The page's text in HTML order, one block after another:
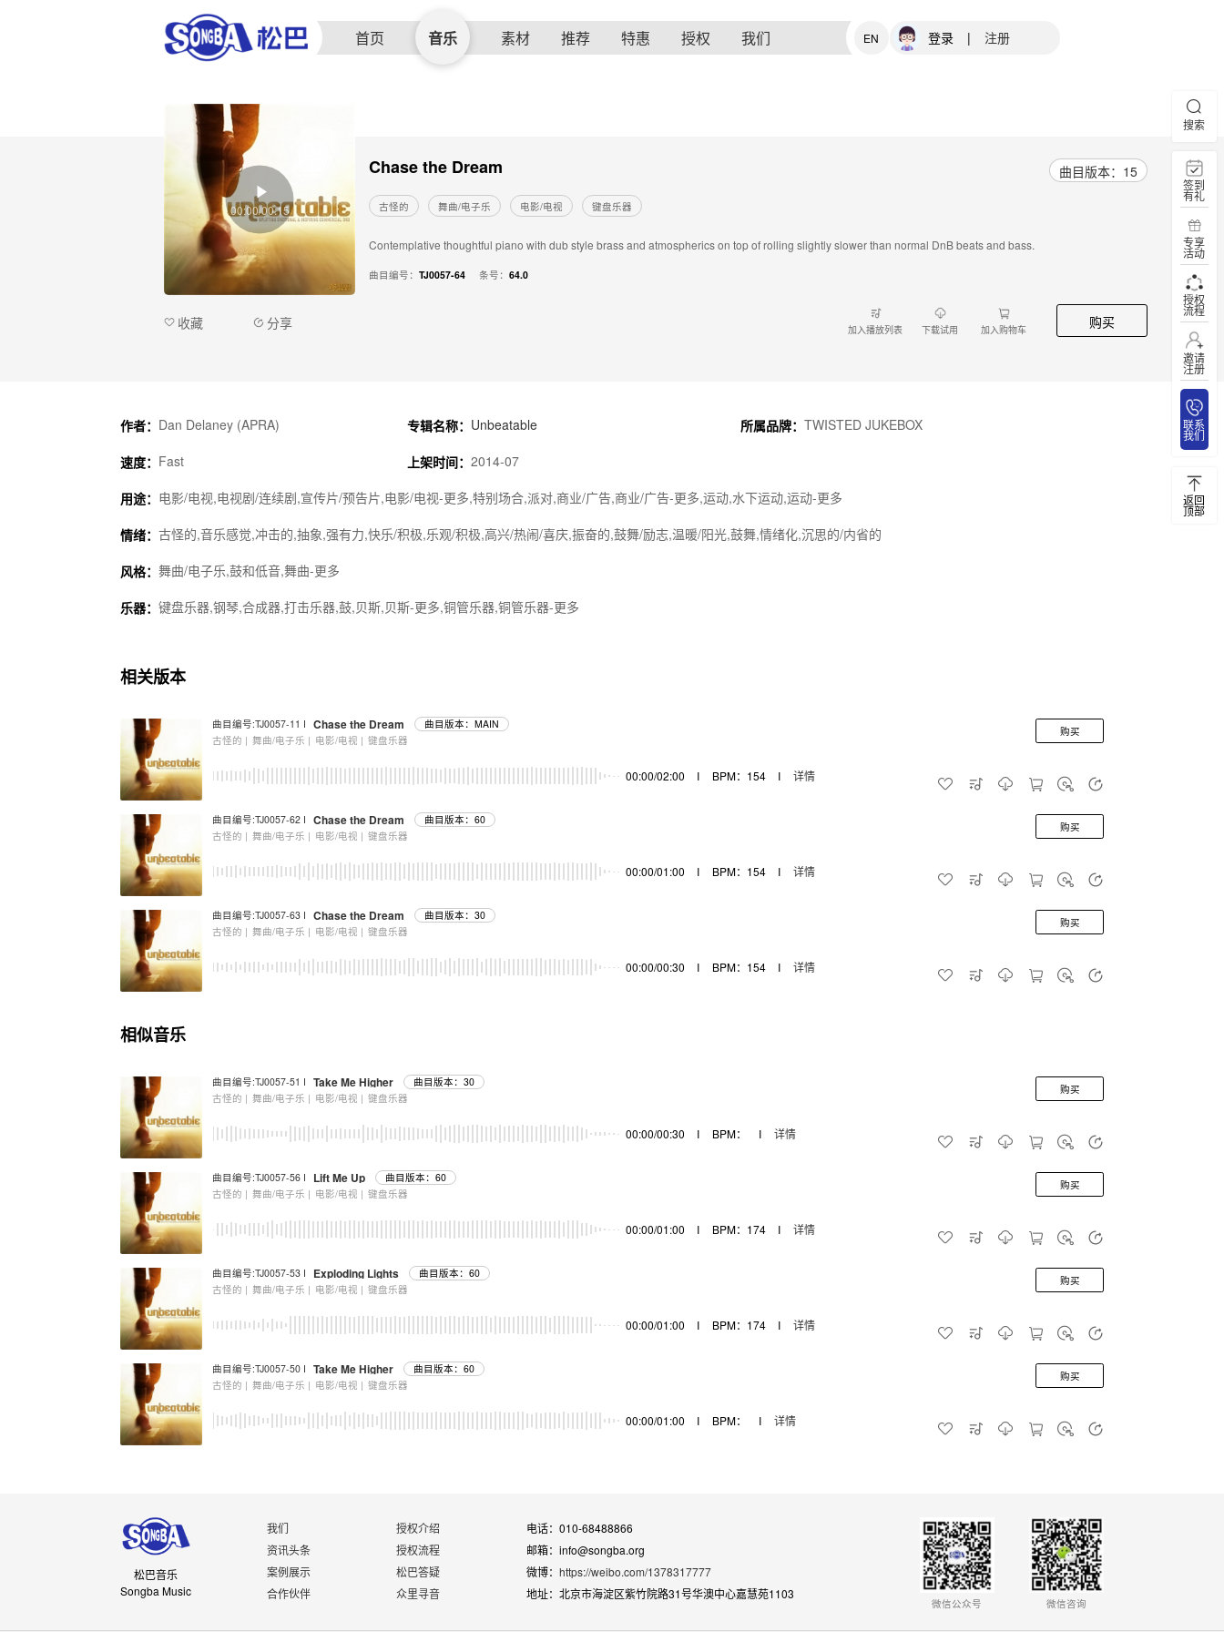
首页 音乐 素材 推荐 特惠 授权 我们 EN 登录 | 注册
Chase the Dream 曲目版本：15
古怪的 舞曲/电子乐 电影/电视 键盘乐器
Contemplative thoughtful piano with dub style brass and atmospherics on top of rolling slightly slower than normal DnB beats and bass.
曲目编号： TJ0057-64 条号： 64.0
加入播放列表 下载试用 加入购物车 购买
00:00/00:15
收藏 分享
作者： Dan Delaney (APRA) 专辑名称： Unbeatable 所属品牌： TWISTED JUKEBOX
速度： Fast 上架时间： 2014-07
用途： 电影/电视,电视剧/连续剧,宣传片/预告片,电影/电视-更多,特别场合,派对,商业/广告,商业/广告-更多,运动,水下运动,运动-更多
情绪： 古怪的,音乐感觉,冲击的,抽象,强有力,快乐/积极,乐观/积极,高兴/热闹/喜庆,振奋的,鼓舞/励志,温暖/阳光,鼓舞,情绪化,沉思的/内省的
风格： 舞曲/电子乐,鼓和低音,舞曲-更多
乐器： 键盘乐器,钢琴,合成器,打击乐器,鼓,贝斯,贝斯-更多,铜管乐器,铜管乐器-更多
相关版本
曲目编号:TJ0057-11 I Chase the Dream
曲目版本：MAIN
古怪的 | 舞曲/电子乐 | 电影/电视 | 键盘乐器
00:00/02:00 I BPM：154 I 详情
购买
曲目编号:TJ0057-62 I Chase the Dream
曲目版本：60
古怪的 | 舞曲/电子乐 | 电影/电视 | 键盘乐器
00:00/01:00 I BPM：154 I 详情
购买
曲目编号:TJ0057-63 I Chase the Dream
曲目版本：30
古怪的 | 舞曲/电子乐 | 电影/电视 | 键盘乐器
00:00/00:30 I BPM：154 I 详情
购买
相似音乐
曲目编号:TJ0057-51 I Take Me Higher
曲目版本：30
古怪的 | 舞曲/电子乐 | 电影/电视 | 键盘乐器
00:00/00:30 I BPM： I 详情
购买
曲目编号:TJ0057-56 I Lift Me Up
曲目版本：60
古怪的 | 舞曲/电子乐 | 电影/电视 | 键盘乐器
00:00/01:00 I BPM：174 I 详情
购买
曲目编号:TJ0057-53 I Exploding Lights
曲目版本：60
古怪的 | 舞曲/电子乐 | 电影/电视 | 键盘乐器
00:00/01:00 I BPM：174 I 详情
购买
曲目编号:TJ0057-50 I Take Me Higher
曲目版本：60
古怪的 | 舞曲/电子乐 | 电影/电视 | 键盘乐器
00:00/01:00 I BPM： I 详情
购买
松巴音乐
Songba Music
我们
资讯头条
案例展示
合作伙伴
授权介绍
授权流程
松巴答疑
众里寻音
电话：010-68488866
邮箱：info@songba.org
微博： https://weibo.com/1378317777
地址：北京市海淀区紫竹院路31号华澳中心嘉慧苑1103
微信公众号 微信咨询
搜索
签到
有礼
专享
活动
授权
流程
邀请
注册
联系
我们
返回
顶部